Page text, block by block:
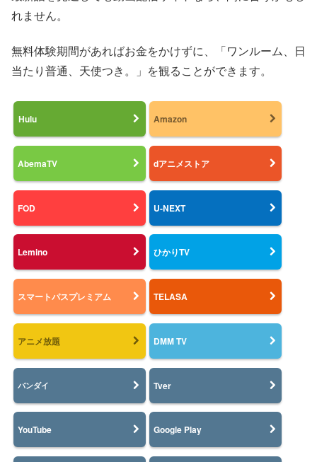
れません。
無料体験期間があればお金をかけずに、「ワンルーム、日
当たり普通、天使つき。」を観ることができます。
Hulu Amazon
AbemaTV dアニメストア
FOD U-NEXT
Lemino ひかりTV
スマートパスプレミアム TELASA
アニメ放題 DMM TV
バンダイ Tver
YouTube Google Play